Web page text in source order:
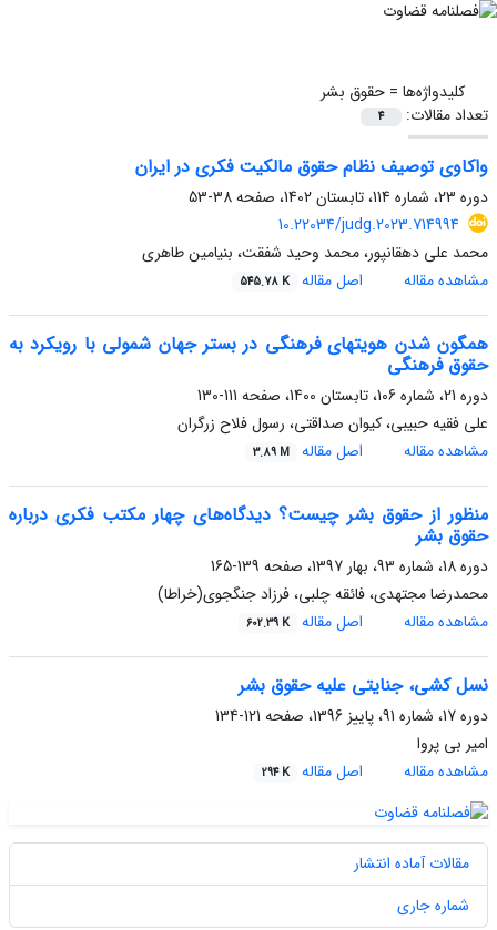
کلیدواژه‌ها =حقوق بشر
تعداد مقالات:
4
واکاوی توصیف نظام حقوق مالکیت فکری در ایران
دوره 23، شماره 114، تابستان 1402، صفحه
38-53
10.22034/judg.2023.714994
محمد علی دهقانپور، محمد وحید شفقت، بنیامین طاهری
مشاهده مقاله
اصل مقاله 545.78 K
همگون شدن هویتهای فرهنگی در بستر جهان شمولی با رویکرد به
حقوق فرهنگی
دوره 21، شماره 106، تابستان 1400، صفحه
111-130
علی فقیه حبیبی، کیوان صداقتی، رسول فلاح زرگران
مشاهده مقاله
اصل مقاله 3.89 M
منظور از حقوق بشر چیست؟ دﯾﺪﮔﺎه‌های چهار مکتب فکری درباره
ﺣﻘﻮق ﺑﺸﺮ
دوره 18، شماره 93، بهار 1397، صفحه
139-165
محمدرضا مجتهدی، فائقه چلبی، فرزاد جنگجوی(خراطا)
مشاهده مقاله
اصل مقاله 602.39 K
نسل کشی، جنایتی علیه حقوق بشر
دوره 17، شماره 91، پاییز 1396، صفحه
121-134
امیر بی پروا
مشاهده مقاله
اصل مقاله 294 K
مقالات آماده انتشار
شماره جاری